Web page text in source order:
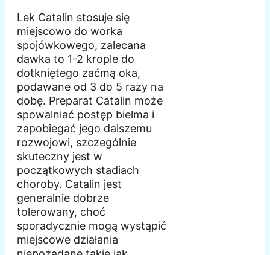
Lek Catalin stosuje się
miejscowo do worka
spojówkowego, zalecana
dawka to 1-2 krople do
dotkniętego zaćmą oka,
podawane od 3 do 5 razy na
dobę. Preparat Catalin może
spowalniać postęp bielma i
zapobiegać jego dalszemu
rozwojowi, szczególnie
skuteczny jest w
początkowych stadiach
choroby. Catalin jest
generalnie dobrze
tolerowany, choć
sporadycznie mogą wystąpić
miejscowe działania